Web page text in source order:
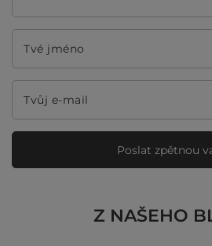
Tvé jméno
Tvůj e-mail
Poslat zpětnou
Z NAŠEHO